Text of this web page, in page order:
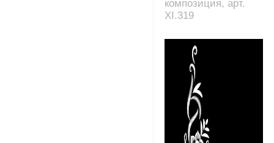
композиция, арт.
XI.319